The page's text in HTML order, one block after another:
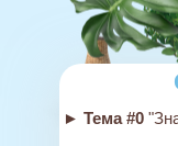
► Тема #0